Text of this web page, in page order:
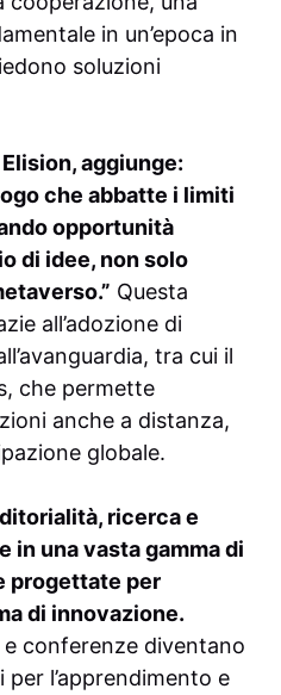
in un’epoca in
soluzioni
aggiunge:
che abbatte i limiti
opportunità
di idee, non solo
Questa
all’adozione di
tra cui il
che permette
anche a distanza,
globale.
ricerca e
in una vasta gamma di
progettate per
di innovazione.
conferenze diventano
l’apprendimento e